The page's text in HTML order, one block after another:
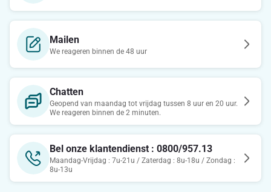
Mailen
We reageren binnen de 48 uur
Chatten
Geopend van maandag tot vrijdag tussen 8 uur en 20 uur.
We reageren binnen de 2 minuten.
Bel onze klantendienst : 0800/957.13
Maandag-Vrijdag : 7u-21u / Zaterdag : 8u-18u / Zondag :
8u-13u